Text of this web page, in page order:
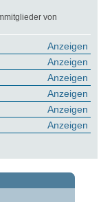
von
Anzeigen
Anzeigen
Anzeigen
Anzeigen
Anzeigen
Anzeigen